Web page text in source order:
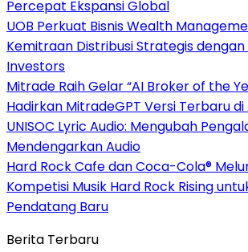
Percepat Ekspansi Global
UOB Perkuat Bisnis Wealth
Kemitraan Distribusi Strategis
Investors
Mitrade Raih Gelar “AI Broker of the
Hadirkan MitradeGPT Versi Terbaru di
UNISOC Lyric Audio: Mengubah
Mendengarkan Audio
Hard Rock Cafe dan Coca-Cola®
Kompetisi Musik Hard Rock Rising
Pendatang Baru
Berita Terbaru